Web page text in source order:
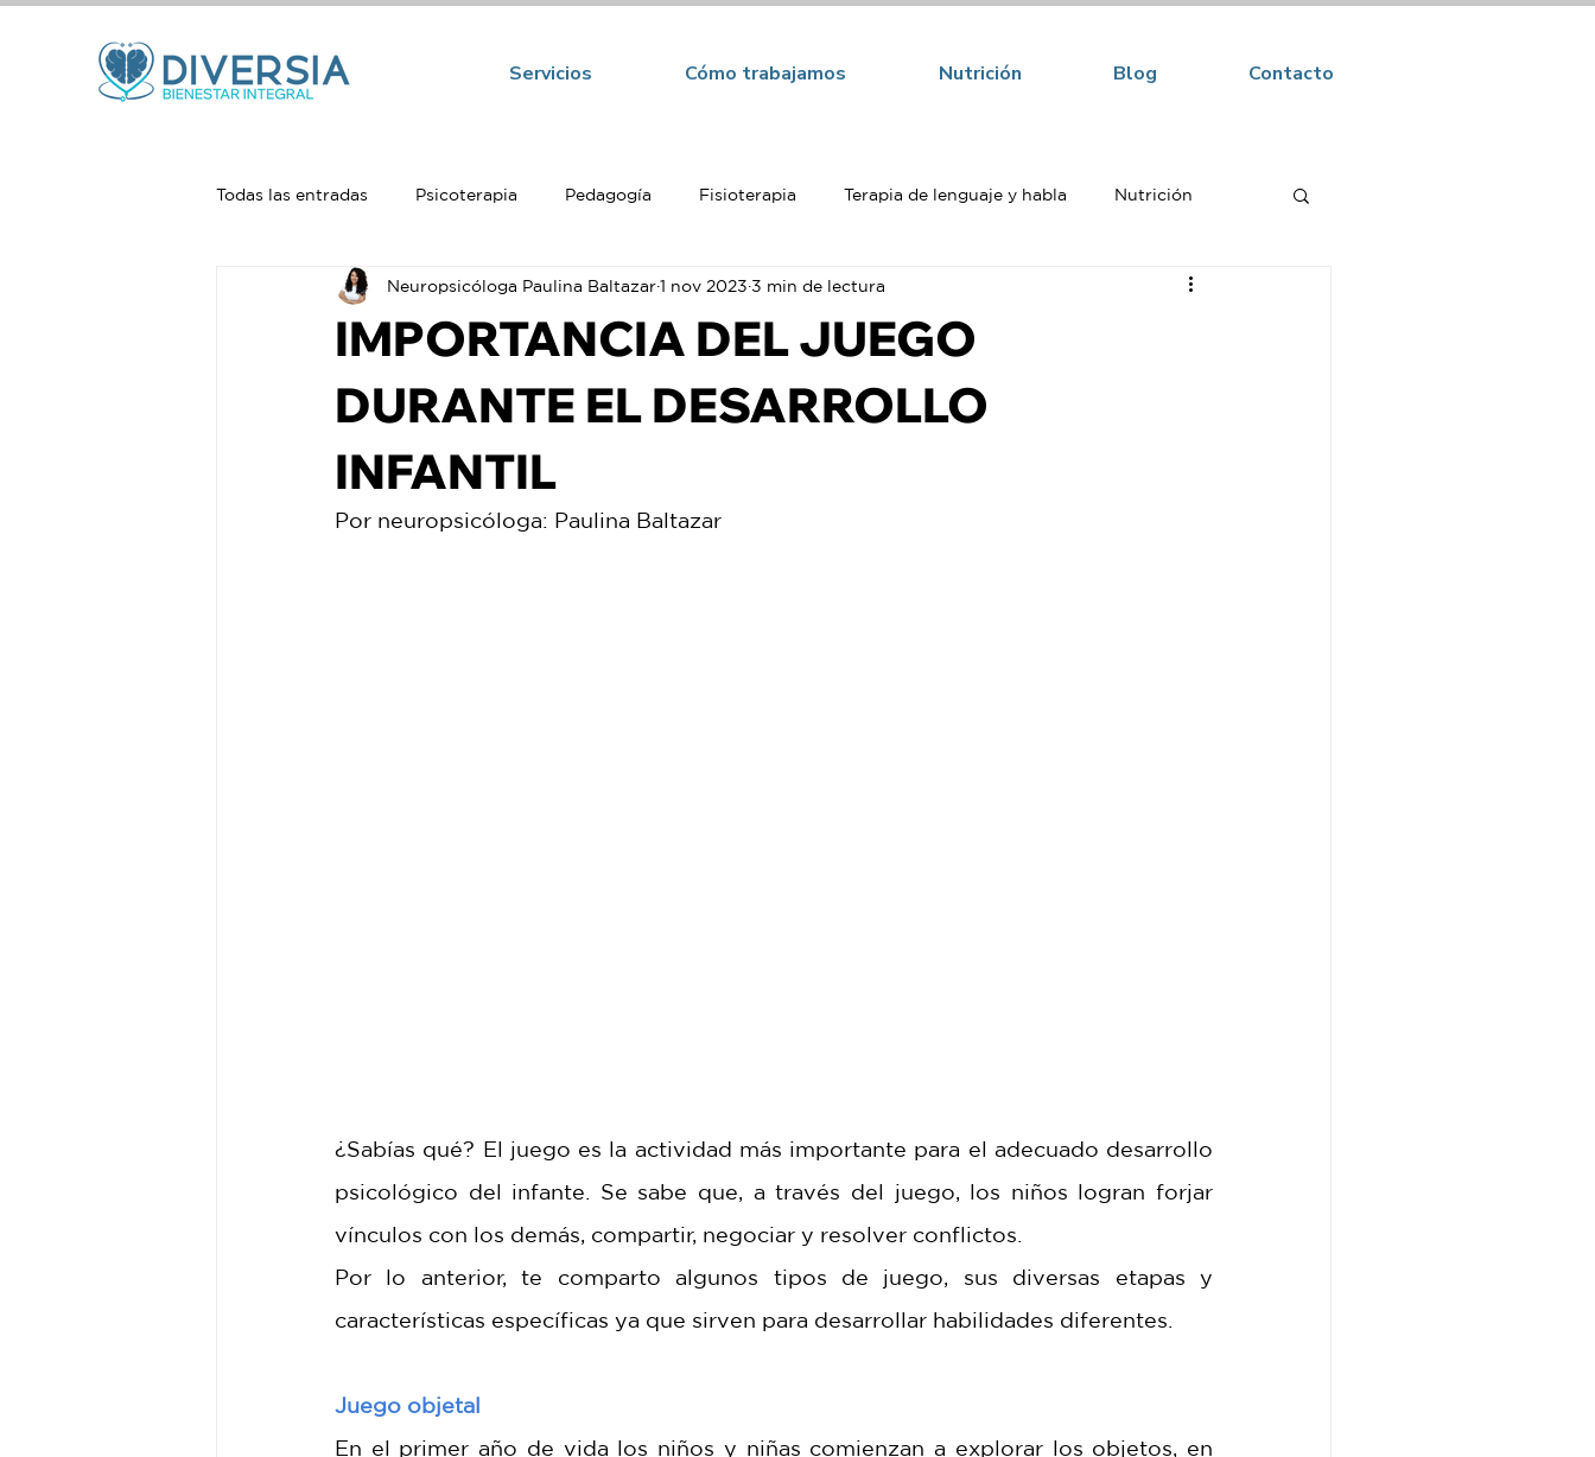
Servicios Cómo trabajamos Nutrición Blog Contacto
Todas las entradas Psicoterapia Pedagogía Fisioterapia Terapia de lenguaje y habla Nutrición
Psiquiatría Neuropsicología
IMPORTANCIA DEL JUEGO
DURANTE EL DESARROLLO
INFANTIL
Neuropsicóloga Paulina Baltazar1 nov 2023 3 min de lectura
Por neuropsicóloga: Paulina Baltazar
¿Sabías qué? El juego es la actividad más importante para el adecuado desarrollo
psicológico del infante. Se sabe que, a través del juego, los niños logran forjar
vínculos con los demás, compartir, negociar y resolver conflictos.
Por lo anterior, te comparto algunos tipos de juego, sus diversas etapas y
características específicas ya que sirven para desarrollar habilidades diferentes.
Juego objetal
En el primer año de vida los niños y niñas comienzan a explorar los objetos, en